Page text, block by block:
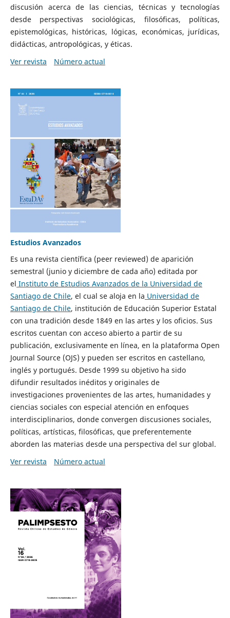
discusión acerca de las ciencias, técnicas y tecnologías
desde perspectivas sociológicas, filosóficas, políticas,
epistemológicas, históricas, lógicas, económicas, jurídicas,
didácticas, antropológicas, y éticas.
Ver revista
Número actual
Estudios Avanzados
Es una revista científica (peer reviewed) de aparición
semestral (junio y diciembre de cada año) editada por
el Instituto de Estudios Avanzados de la Universidad de
Santiago de Chile, el cual se aloja en la Universidad de
Santiago de Chile, institución de Educación Superior Estatal
con una tradición desde 1849 en las artes y los oficios. Sus
escritos cuentan con acceso abierto a partir de su
publicación, exclusivamente en línea, en la plataforma Open
Journal Source (OJS) y pueden ser escritos en castellano,
inglés y portugués. Desde 1999 su objetivo ha sido
difundir resultados inéditos y originales de
investigaciones provenientes de las artes, humanidades y
ciencias sociales con especial atención en enfoques
interdisciplinarios, donde convergen discusiones sociales,
políticas, artísticas, filosóficas, que preferentemente
aborden las materias desde una perspectiva del sur global.
Ver revista
Número actual